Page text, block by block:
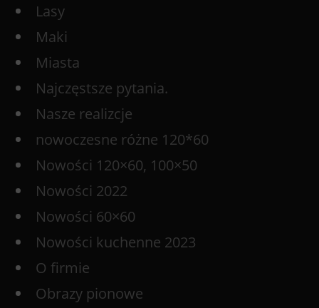
Lasy
Maki
Miasta
Najczęstsze pytania.
Nasze realizcje
nowoczesne różne 120*60
Nowości 120×60, 100×50
Nowości 2022
Nowości 60×60
Nowości kuchenne 2023
O firmie
Obrazy pionowe